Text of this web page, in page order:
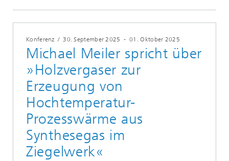
Konferenz /30. September 2025 -01. Oktober 2025
Michael Meiler spricht über
»Holzvergaser zur
Erzeugung von
Hochtemperatur-
Prozesswärme aus
Synthesegas im
Ziegelwerk«